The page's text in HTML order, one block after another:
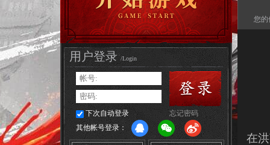
用户登录/Login
下次自动登录
忘记密码
其他帐号登录：
您的
在